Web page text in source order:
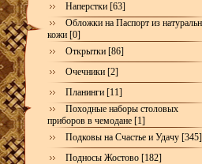
Наперстки [63]
Обложки на Паспорт из
кожи [0]
Открытки [86]
Очечники [2]
Планинги [11]
Походные наборы столовых
приборов в чемодане [1]
Подковы на Счастье и Удачу [345]
Подносы Жостово [182]